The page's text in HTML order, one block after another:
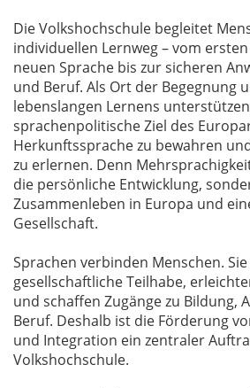
Die Volkshochschule begleitet
individuellen Lernweg – vom
neuen Sprache bis zur sicheren
und Beruf. Als Ort der Begegnung
lebenslangen Lernens
sprachenpolitische Ziel des
Herkunftssprache zu bewahren
zu erlernen. Denn
die persönliche Entwicklung,
Zusammenleben in Europa und
Gesellschaft.
Sprachen verbinden Menschen.
gesellschaftliche Teilhabe,
und schaffen Zugänge zu Bildung,
Beruf. Deshalb ist die Förderung
und Integration ein zentraler
Volkshochschule.